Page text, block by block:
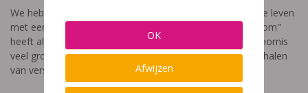
We hebben een video gemaakt die toont hoe het is om te leven
met een leerstoornis. De film met als titel: "Ik heet niet dom"
heeft als doel aan te tonen dat de impact van een leerstoornis
veel groter is dan enkel wat je ziet in de klas. Je hoort verhalen
van verschillende leerlingen en ouders.
OK
Afwijzen